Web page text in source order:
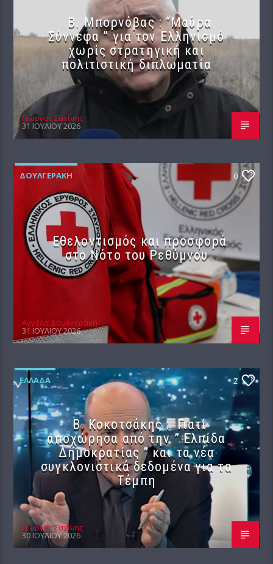
B. Μπορνόβας : “Μαύρα
Σύννεφα ” για τον Ελληνισμό
χωρίς στρατηγική και
πολιτιστική διπλωματία
Γιώργος Σαχίνης
31 ΙΟΥΛΊΟΥ 2026
ΔΟΥΛΓΕΡΆΚΗ 0
Εθελοντισμός και προσφορά
στο Νότο του Ρεθύμνου
Αγγέλα Δουλγεράκη
31 ΙΟΥΛΊΟΥ 2026
ΕΛΛΆΔΑ 2
Β. Κοκοτσάκης : Γιατί
αποχώρησα από την ” Ελπίδα
Δημοκρατίας ” και τα νέα
συγκλονιστικά δεδομένα για τα
Τέμπη
Γιώργος Σαχίνης
30 ΙΟΥΛΊΟΥ 2026